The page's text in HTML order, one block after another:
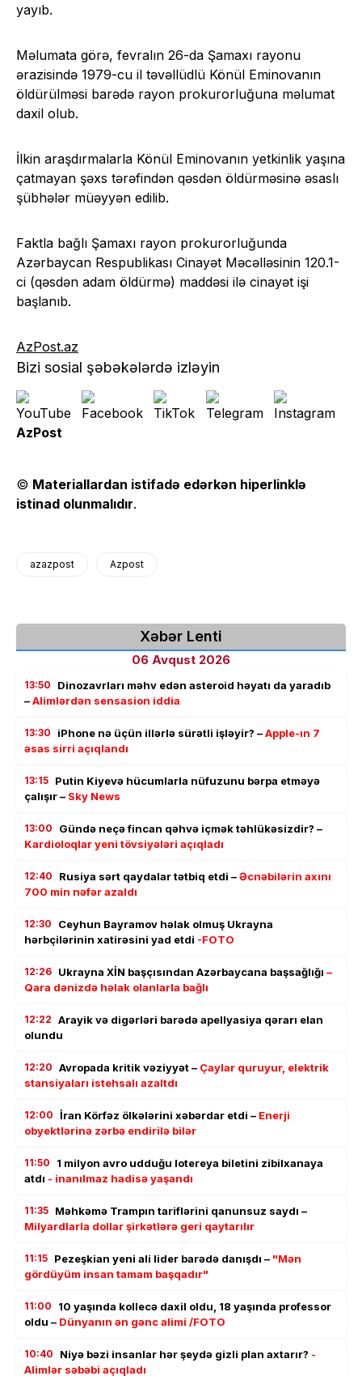
yayıb.
Məlumata görə, fevralın 26-da Şamaxı rayonu
ərazisində 1979-cu il təvəllüdlü Könül Eminovanın
öldürülməsi barədə rayon prokurorluğuna məlumat
daxil olub.
İlkin araşdırmalarla Könül Eminovanın yetkinlik yaşına
çatmayan şəxs tərəfindən qəsdən öldürməsinə əsaslı
şübhələr müəyyən edilib.
Faktla bağlı Şamaxı rayon prokurorluğunda
Azərbaycan Respublikası Cinayət Məcəlləsinin 120.1-
ci (qəsdən adam öldürmə) maddəsi ilə cinayət işi
başlanıb.
AzPost.az
Bizi sosial şəbəkələrdə izləyin
AzPost
© Materiallardan istifadə edərkən hiperlinklə
istinad olunmalıdır.
azazpost Azpost
Xəbər Lenti
06 Avqust 2026
13:50
Dinozavrları məhv edən asteroid həyatı da yaradıb
–Alimlərdən sensasion iddia
13:30 iPhone nə üçün illərlə sürətli işləyir? –Apple-ın 7
əsas sirri açıqlandı
13:15 Putin Kiyevə hücumlarla nüfuzunu bərpa etməyə
çalışır – Sky News
13:00
Gündə neçə fincan qəhvə içmək təhlükəsizdir? –
Kardioloqlar yeni tövsiyələri açıqladı
12:40 Rusiya sərt qaydalar tətbiq etdi –Əcnəbilərin axını
700 min nəfər azaldı
12:30
Ceyhun Bayramov həlak olmuş Ukrayna
hərbçilərinin xatirəsini yad etdi -FOTO
12:26 Ukrayna XİN başçısından Azərbaycana başsağlığı –
Qara dənizdə həlak olanlarla bağlı
12:22 Arayik və digərləri barədə apellyasiya qərarı elan
olundu
12:20 Avropada kritik vəziyyət – Çaylar quruyur, elektrik
stansiyaları istehsalı azaltdı
12:00 İran Körfəz ölkələrini xəbərdar etdi – Enerji
obyektlərinə zərbə endirilə bilər
11:50
1 milyon avro udduğu lotereya biletini zibilxanaya
atdı - inanılmaz hadisə yaşandı
11:35 Məhkəmə Trampın tariflərini qanunsuz saydı –
Milyardlarla dollar şirkətlərə geri qaytarılır
11:15 Pezeşkian yeni ali lider barədə danışdı – "Mən
gördüyüm insan tamam başqadır"
11:00
10 yaşında kollecə daxil oldu, 18 yaşında professor
oldu – Dünyanın ən gənc alimi /FOTO
10:40 Niyə bəzi insanlar hər şeydə gizli plan axtarır? -
Alimlər səbəbi açıqladı